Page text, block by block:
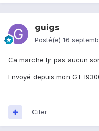
guigs
Posté(e) 16
Ca marche tjr pas aucun
Envoyé depuis mon GT-
Citer